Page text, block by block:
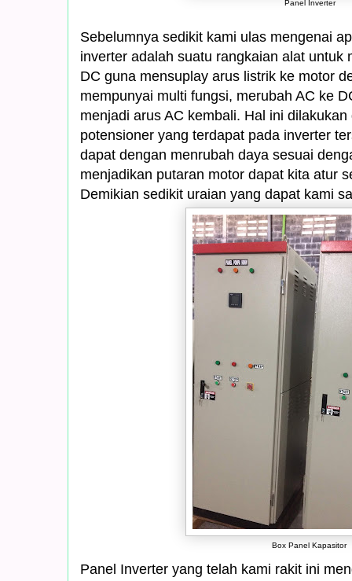
Panel Inverter
Sebelumnya sedikit kami ulas mengenai
inverter adalah suatu rangkaian alat untuk
DC guna mensuplay arus listrik ke motor
mempunyai multi fungsi, merubah AC ke
menjadi arus AC kembali. Hal ini
potensioner yang terdapat pada inverter
dapat dengan menrubah daya sesuai
menjadikan putaran motor dapat kita atur
Demikian sedikit uraian yang dapat kami
Box Panel Kapasitor
Panel Inverter yang telah kami rakit ini